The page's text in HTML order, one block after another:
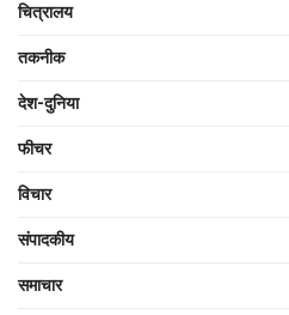
चित्रालय
तकनीक
देश-दुनिया
फीचर
विचार
संपादकीय
समाचार